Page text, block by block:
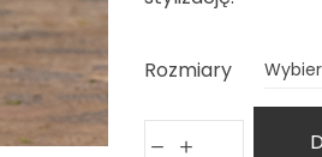
Rozmiary